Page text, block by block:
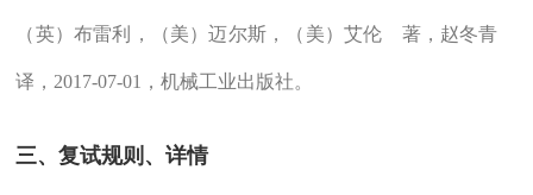
（英）布雷利，（美）迈尔斯，（美）艾伦 著，赵冬青
译，2017-07-01，机械工业出版社。
三、复试规则、详情